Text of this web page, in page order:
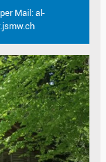
Mail: al-